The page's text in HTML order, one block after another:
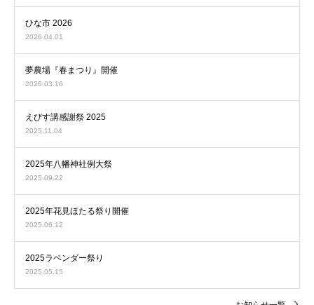
ひな市 2026
2026.04.01
夢農場『春まつり』開催
2026.03.16
えびす講感謝祭 2025
2025.11.04
2025年八幡神社例大祭
2025.09.22
2025年花見ほたる祭り開催
2025.06.12
2025ラベンダー祭り
2025.05.15